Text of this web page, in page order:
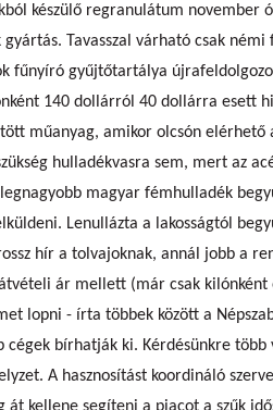
készülő regranulátum november
Tavasszal várható csak
fűnyíró gyűjtőtartálya
140 dollárról 40 dollárra esett
műanyag, amikor olcsón elérhető
hulladékvasra sem, mert az
magyar fémhulladék
Lenullázta a lakosságtól
hír a tolvajoknak, annál jobb a
ár mellett (már csak kilónként
lopni - írta többek között a
cégek bírhatják ki. Kérdésünkre
A hasznosítást koordináló